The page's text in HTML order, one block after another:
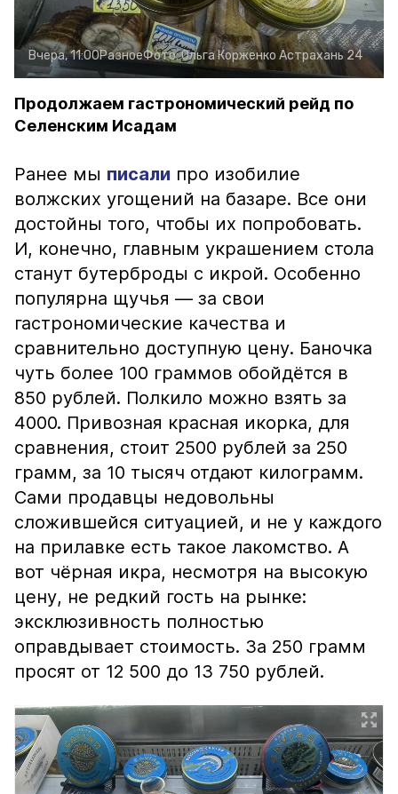
Вчера, 11:00РазноеФото:Ольга Корженко Астрахань 24
Продолжаем гастрономический рейд по
Селенским Исадам
Ранее мы писали про изобилие
волжских угощений на базаре. Все они
достойны того, чтобы их попробовать.
И, конечно, главным украшением стола
станут бутерброды с икрой. Особенно
популярна щучья — за свои
гастрономические качества и
сравнительно доступную цену. Баночка
чуть более 100 граммов обойдётся в
850 рублей. Полкило можно взять за
4000. Привозная красная икорка, для
сравнения, стоит 2500 рублей за 250
грамм, за 10 тысяч отдают килограмм.
Сами продавцы недовольны
сложившейся ситуацией, и не у каждого
на прилавке есть такое лакомство. А
вот чёрная икра, несмотря на высокую
цену, не редкий гость на рынке:
эксклюзивность полностью
оправдывает стоимость. За 250 грамм
просят от 12 500 до 13 750 рублей.